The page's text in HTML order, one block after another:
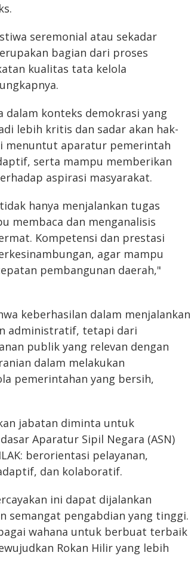
seremonial atau sekadar
bagian dari proses
kualitas tata kelola
dalam konteks demokrasi yang
lebih kritis dan sadar akan hak-
menuntut aparatur pemerintah
serta mampu memberikan
aspirasi masyarakat.
hanya menjalankan tugas
membaca dan menganalisis
Kompetensi dan prestasi
agar mampu
pembangunan daerah,"
keberhasilan dalam menjalankan
administratif, tetapi dari
publik yang relevan dengan
dalam melakukan
pemerintahan yang bersih,
jabatan diminta untuk
Aparatur Sipil Negara (ASN)
berorientasi pelayanan,
dan kolaboratif.
ini dapat dijalankan
semangat pengabdian yang tinggi.
wahana untuk berbuat terbaik
Rokan Hilir yang lebih